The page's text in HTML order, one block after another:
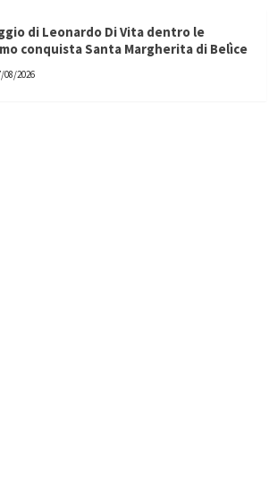
di Leonardo Di Vita dentro le
conquista Santa Margherita di Belìce
08/2026